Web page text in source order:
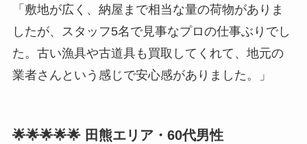
「敷地が広く、納屋まで相当な量の荷物がありま
したが、スタッフ5名で見事なプロの仕事ぶりでし
た。古い漁具や古道具も買取してくれて、地元の
業者さんという感じで安心感がありました。」
🌟🌟🌟🌟🌟 田熊エリア・60代男性